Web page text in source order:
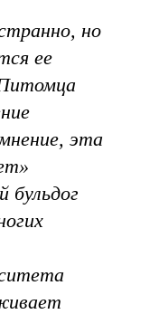
но
ее
эта
бульдог